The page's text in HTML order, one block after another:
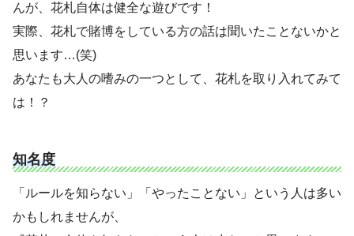
んが、花札自体は健全な遊びです！
実際、花札で賭博をしている方の話は聞いたことないかと
思います…(笑)
あなたも大人の嗜みの一つとして、花札を取り入れてみて
は！？
知名度
「ルールを知らない」「やったことない」という人は多い
かもしれませんが、